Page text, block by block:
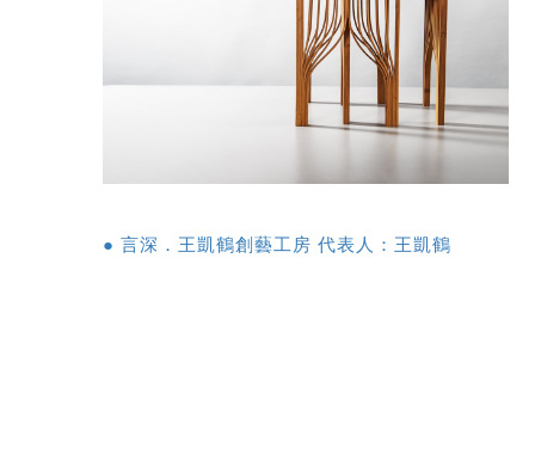
● 言深．王凱鶴創藝工房 代表人：王凱鶴